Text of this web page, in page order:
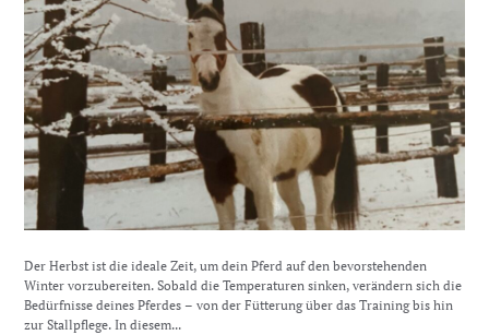
Der Herbst ist die ideale Zeit, um dein Pferd auf den bevorstehenden
Winter vorzubereiten. Sobald die Temperaturen sinken, verändern sich die
Bedürfnisse deines Pferdes – von der Fütterung über das Training bis hin
zur Stallpflege. In diesem...